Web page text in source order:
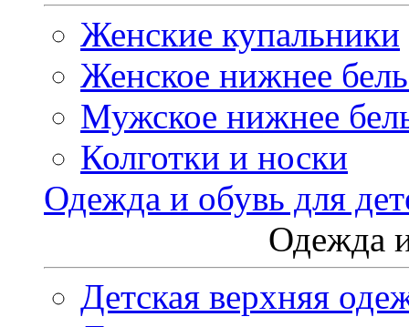
Женские купальники
Женское нижнее
Мужское нижнее
Колготки и носки
Одежда и обувь для
Одежда
Детская верхняя